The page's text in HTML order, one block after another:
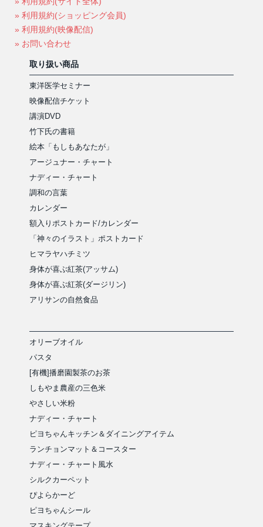
» 利用規約(ショッピング会員)
» 利用規約(映像配信)
» お問い合わせ
取り扱い商品
東洋医学セミナー
映像配信チケット
講演DVD
竹下氏の書籍
絵本「もしもあなたが」
アージュナー・チャート
ナディー・チャート
調和の言葉
カレンダー
額入りポストカード/カレンダー
「神々のイラスト」ポストカード
ヒマラヤハチミツ
身体が喜ぶ紅茶(アッサム)
身体が喜ぶ紅茶(ダージリン)
アリサンの自然食品
オリーブオイル
パスタ
[有機]播磨園製茶のお茶
しもやま農産の三色米
やさしい米粉
ナディー・チャート
ピヨちゃんキッチン＆ダイニングアイテム
ランチョンマット＆コースター
ナディー・チャート風水
シルクカーペット
ぴよらかーど
ピヨちゃんシール